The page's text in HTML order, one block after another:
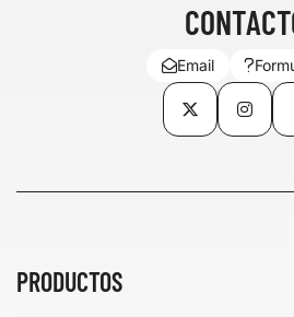
Email
Twitter
PRODUCTOS